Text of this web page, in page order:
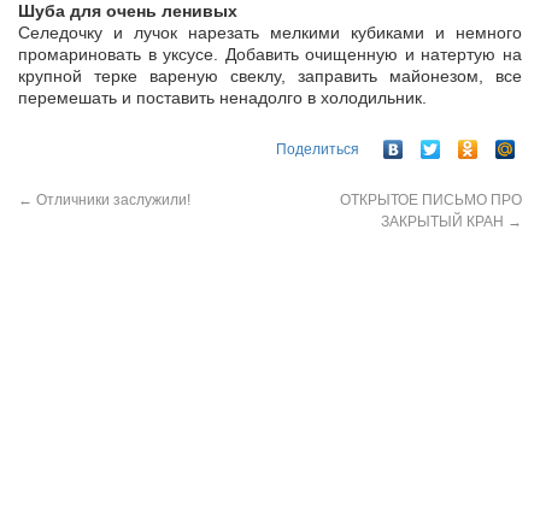
Шуба для очень ленивых
Селедочку и лучок нарезать мелкими кубиками и немного
промариновать в уксусе. Добавить очищенную и натертую на
крупной терке вареную свеклу, заправить майонезом, все
перемешать и поставить ненадолго в холодильник.
Поделиться
← Отличники заслужили!
ОТКРЫТОЕ ПИСЬМО ПРО
ЗАКРЫТЫЙ КРАН →